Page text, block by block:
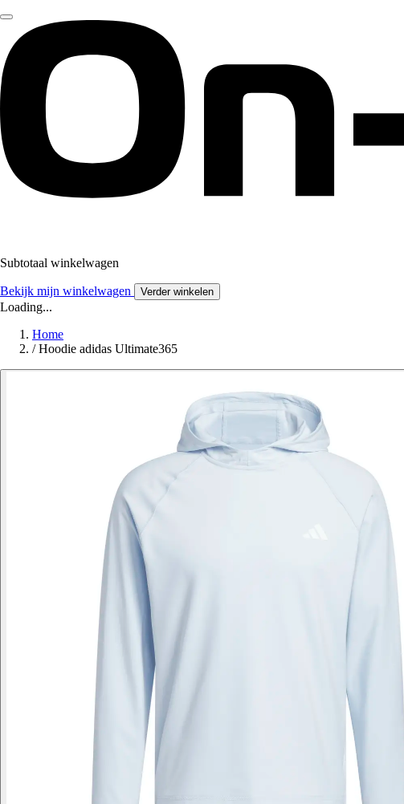
Subtotaal winkelwagen
Bekijk mijn winkelwagen Verder winkelen
Loading...
Home
/ Hoodie adidas Ultimate365